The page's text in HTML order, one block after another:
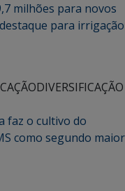
milhões para novos
para irrigação
DIVERSIFICAÇÃO
faz o cultivo do
como segundo maior